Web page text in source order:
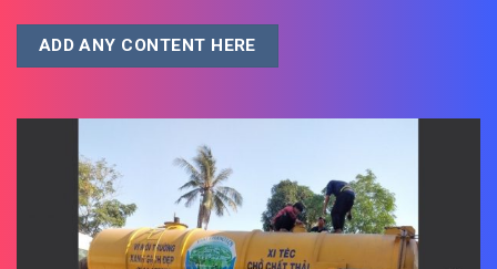
ADD ANY CONTENT HERE